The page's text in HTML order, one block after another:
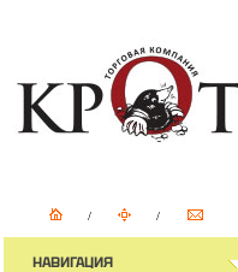
НАВИГАЦИЯ